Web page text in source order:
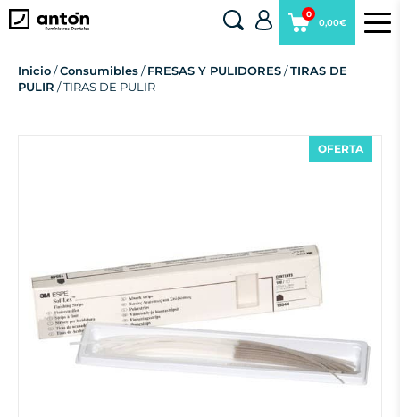
0,00€
0
Inicio/Consumibles/FRESAS Y PULIDORES/TIRAS DE
PULIR / TIRAS DE PULIR
OFERTA